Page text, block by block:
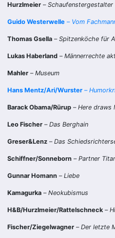
Hurzlmeier – Schaufenstergestalter
Guido Westerwelle – Vom
Thomas Gsella – Spitzenköche für
Lukas Haberland – Männerrechte
Mahler – Museum
Hans Mentz/Ari/Wurster –
Barack Obama/Rürup – Here draws
Leo Fischer – Das Berghain
Greser&Lenz – Das
Schiffner/Sonneborn – Partner
Gunnar Homann – Liebe
Kamagurka – Neokubismus
H&B/Hurzlmeier/Rattelschneck –
Fischer/Ziegelwagner – Der letzte